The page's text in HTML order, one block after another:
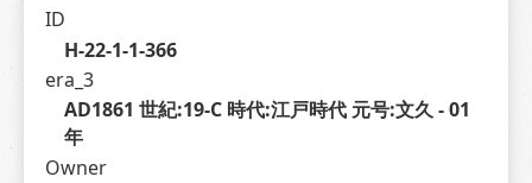
ID
H-22-1-1-366
era_3
AD1861 世紀:19-C 時代:江戸時代 元号:文久 - 01
年
Owner